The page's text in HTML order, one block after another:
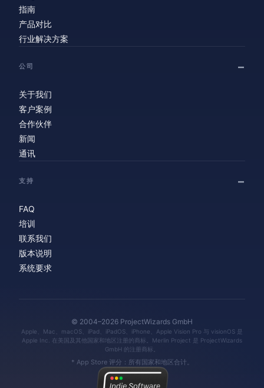
指南
产品对比
行业解决方案
公司
关于我们
客户案例
合作伙伴
新闻
通讯
支持
FAQ
培训
联系我们
版本说明
系统要求
© 2004–2026 ProjectWizards GmbH
Apple、Mac、macOS、iPad、iPadOS、iPhone、Apple Vision Pro 与 visionOS 是
Apple Inc. 在美国及其他国家和地区注册的商标。Merlin Project 是 ProjectWizards
GmbH 的注册商标。
* App Store 评分：所有国家和地区合计。